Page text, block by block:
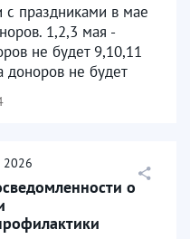
праздниками в мае
1,2,3 мая -
не будет 9,10,11
не будет
2026
о